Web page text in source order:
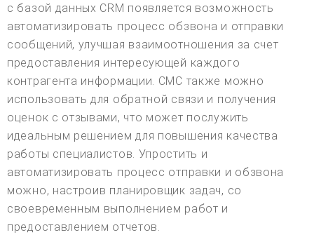
с базой данных CRM появляется возможность
автоматизировать процесс обзвона и отправки
сообщений, улучшая взаимоотношения за счет
предоставления интересующей каждого
контрагента информации. СМС также можно
использовать для обратной связи и получения
оценок с отзывами, что может послужить
идеальным решением для повышения качества
работы специалистов. Упростить и
автоматизировать процесс отправки и обзвона
можно, настроив планировщик задач, со
своевременным выполнением работ и
предоставлением отчетов.